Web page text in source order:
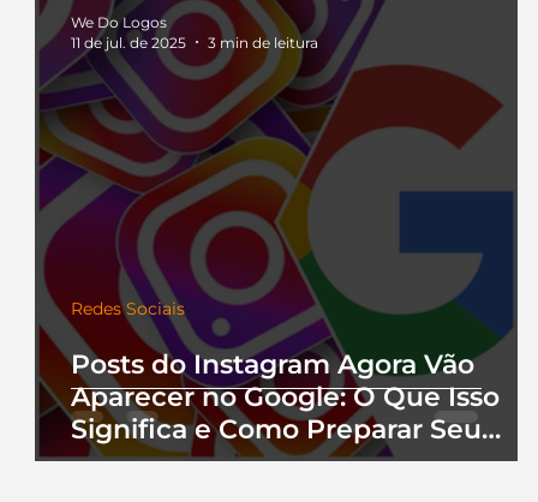
Posts do Instagram Agora Vão
Aparecer no Google: O Que Isso
Significa e Como Preparar Seu
Perfil
Redes Sociais
We Do Logos
11 de jul. de 2025
3 min de leitura